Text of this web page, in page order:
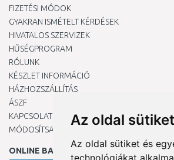
Az oldal
Az oldal sütiket és
technológiákat
FIZETÉSI MÓDOK
GYAKRAN ISMÉTELT KÉRDÉSEK
HIVATALOS SZERVIZEK
HŰSÉGPROGRAM
RÓLUNK
KÉSZLET INFORMÁCIÓ
HÁZHOZSZÁLLÍTÁS
ÁSZF
KAPCSOLAT
MÓDOSÍTSA A COOKIE-BEÁLLÍTÁSAIMAT
ONLINE BANKKÁRTYÁVAL